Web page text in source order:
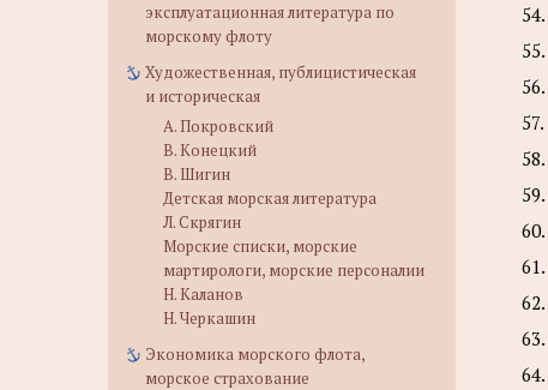
эксплуатационная литература по
морскому флоту
Художественная, публицистическая
и историческая
А. Покровский
В. Конецкий
В. Шигин
Детская морская литература
Л. Скрягин
Морские списки, морские
мартирологи, морские персоналии
Н. Каланов
Н. Черкашин
Экономика морского флота,
морское страхование
54.
55.
56.
57.
58.
59.
60.
61.
62.
63.
64.